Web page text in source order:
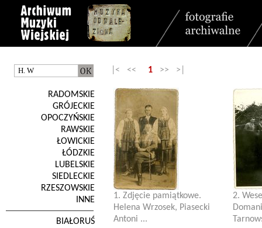
RADOMSKIE
GRÓJECKIE
OPOCZYŃSKIE
RAWSKIE
ŁOWICKIE
ŁÓDZKIE
LUBELSKIE
SIEDLECKIE
RZESZOWSKIE
INNE
BIAŁORUŚ
|< << 1 >> >|
1. Zdjęcie pamiątkowe.
Helena Wrzosek, Piasecki
Antoni ...
2.